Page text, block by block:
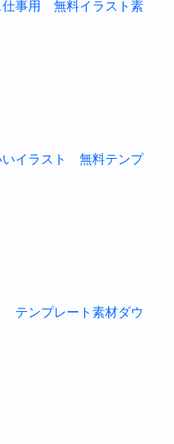
事用 無料イラスト素
イラスト 無料テンプ
ンプレート素材ダウ